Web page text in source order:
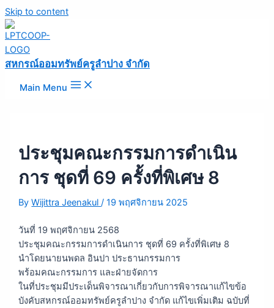
Skip to content
สหกรณ์ออมทรัพย์ครูลำปาง จำกัด
Main Menu
ประชุมคณะกรรมการดำเนิน
การ ชุดที่ 69 ครั้งที่พิเศษ 8
ByWijittra Jeenakul/19 พฤศจิกายน 2025
วันที่ 19 พฤศจิกายน 2568
ประชุมคณะกรรมการดำเนินการ ชุดที่ 69 ครั้งที่พิเศษ 8
นำโดยนายนพดล อินปา ประธานกรรมการ
พร้อมคณะกรรมการ และฝ่ายจัดการ
ในที่ประชุมมีประเด็นพิจารณาเกี่ยวกับการพิจารณาแก้ไขข้อ
บังคับสหกรณ์ออมทรัพย์ครูลำปาง จำกัด แก้ไขเพิ่มเติม ฉบับที่